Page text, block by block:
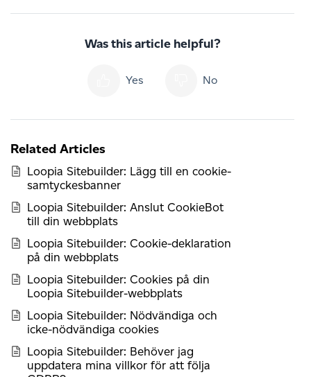
Was this article helpful?
Yes No
Related Articles
Loopia Sitebuilder: Lägg till en cookie-
samtyckesbanner
Loopia Sitebuilder: Anslut CookieBot
till din webbplats
Loopia Sitebuilder: Cookie-deklaration
på din webbplats
Loopia Sitebuilder: Cookies på din
Loopia Sitebuilder-webbplats
Loopia Sitebuilder: Nödvändiga och
icke-nödvändiga cookies
Loopia Sitebuilder: Behöver jag
uppdatera mina villkor för att följa